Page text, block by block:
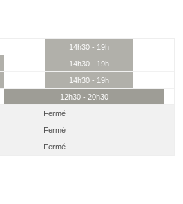
14h30 - 19h
14h30 - 19h
14h30 - 19h
12h30 - 20h30
Fermé
Fermé
Fermé